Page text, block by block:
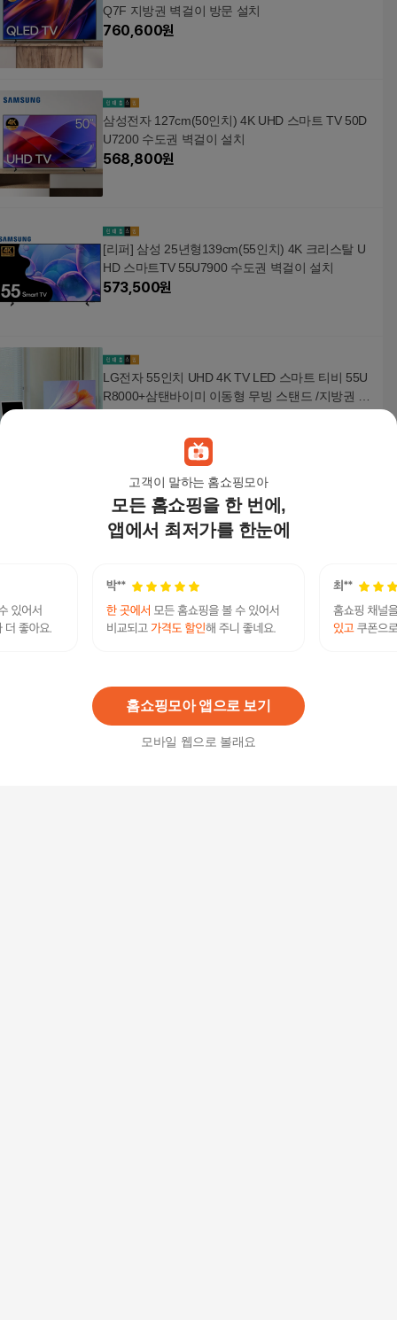
고객이 말하는 홈쇼핑모아
모든 홈쇼핑을 한 번에,
앱에서 최저가를 한눈에
홈쇼핑모아 앱으로 보기
모바일 웹으로 볼래요
Q7F 지방권 벽걸이 방문 설치
760,600원
삼성전자 127cm(50인치) 4K UHD 스마트 TV 50D
U7200 수도권 벽걸이 설치
568,800원
[리퍼] 삼성 25년형139cm(55인치) 4K 크리스탈 U
HD 스마트TV 55U7900 수도권 벽걸이 설치
573,500원
LG전자 55인치 UHD 4K TV LED 스마트 티비 55U
R8000+삼탠바이미 이동형 무빙 스탠드 /지방권 방
65OLED708 165cm 65인치 OLED 4K UHD 120Hz
40W 구글 스마트 TV / 엠비라이트 베젤리스 스탠
드무상설치
1,490,000 원
[사업자전용][삼성무료설치] 75인치 전자칠판 LH7
6%3,148,060원